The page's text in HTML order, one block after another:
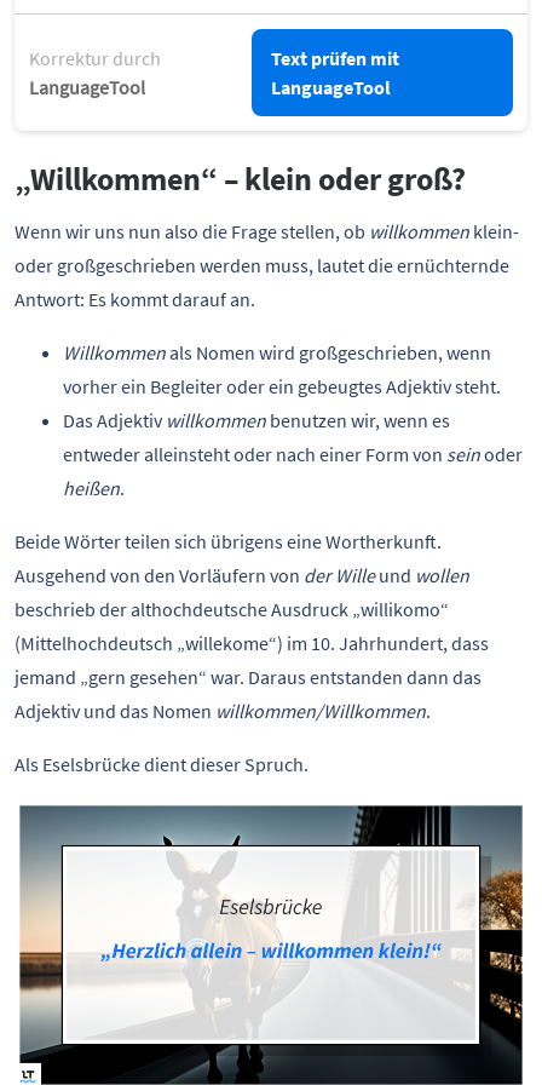
Korrektur durch
LanguageTool
Text prüfen mit
LanguageTool
„Willkommen“ – klein oder groß?
Wenn wir uns nun also die Frage stellen, ob willkommen klein-
oder großgeschrieben werden muss, lautet die ernüchternde
Antwort: Es kommt darauf an.
Willkommenals Nomen wird großgeschrieben, wenn
vorher ein Begleiter oder ein gebeugtes Adjektiv steht.
Das Adjektiv willkommen benutzen wir, wenn es
entweder alleinsteht oder nach einer Form von seinoder
heißen.
Beide Wörter teilen sich übrigens eine Wortherkunft.
Ausgehend von den Vorläufern von der Willeund wollen
beschrieb der althochdeutsche Ausdruck „willikomo“
(Mittelhochdeutsch „willekome“) im 10. Jahrhundert, dass
jemand „gern gesehen“ war. Daraus entstanden dann das
Adjektiv und das Nomen willkommen/Willkommen.
Als Eselsbrücke dient dieser Spruch.